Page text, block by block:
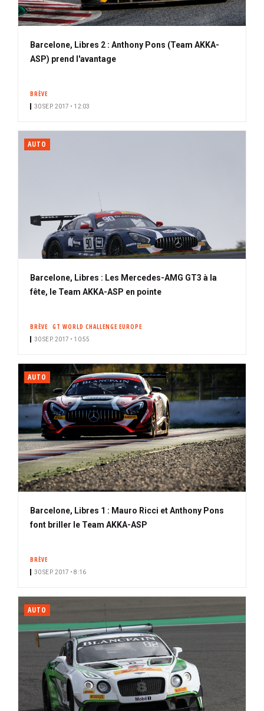
Barcelone, Libres 2 : Anthony Pons (Team AKKA-
ASP) prend l'avantage
BRÈVE
30 SEP. 2017 • 12:03
AUTO
Barcelone, Libres : Les Mercedes-AMG GT3 à la
fête, le Team AKKA-ASP en pointe
BRÈVE GT WORLD CHALLENGE EUROPE
30 SEP. 2017 • 10:55
AUTO
Barcelone, Libres 1 : Mauro Ricci et Anthony Pons
font briller le Team AKKA-ASP
BRÈVE
30 SEP. 2017 • 8:16
AUTO